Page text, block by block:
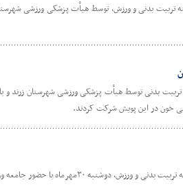
بدنی و ورزش، توسط هیأت پزشکی ورزشی
استان در محل سازمان انتقال خون کرمان برگزار شد.